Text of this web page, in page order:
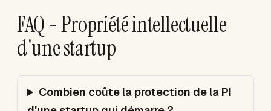
FAQ - Propriété intellectuelle
d'une startup
Combien coûte la protection de la PI